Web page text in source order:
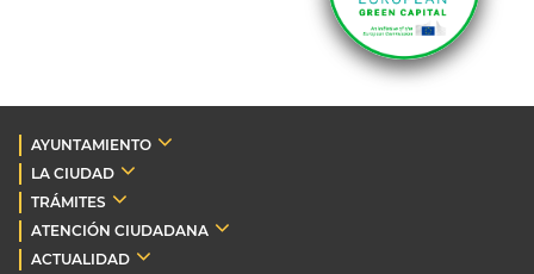
AYUNTAMIENTO
LA CIUDAD
TRÁMITES
ATENCIÓN CIUDADANA
ACTUALIDAD